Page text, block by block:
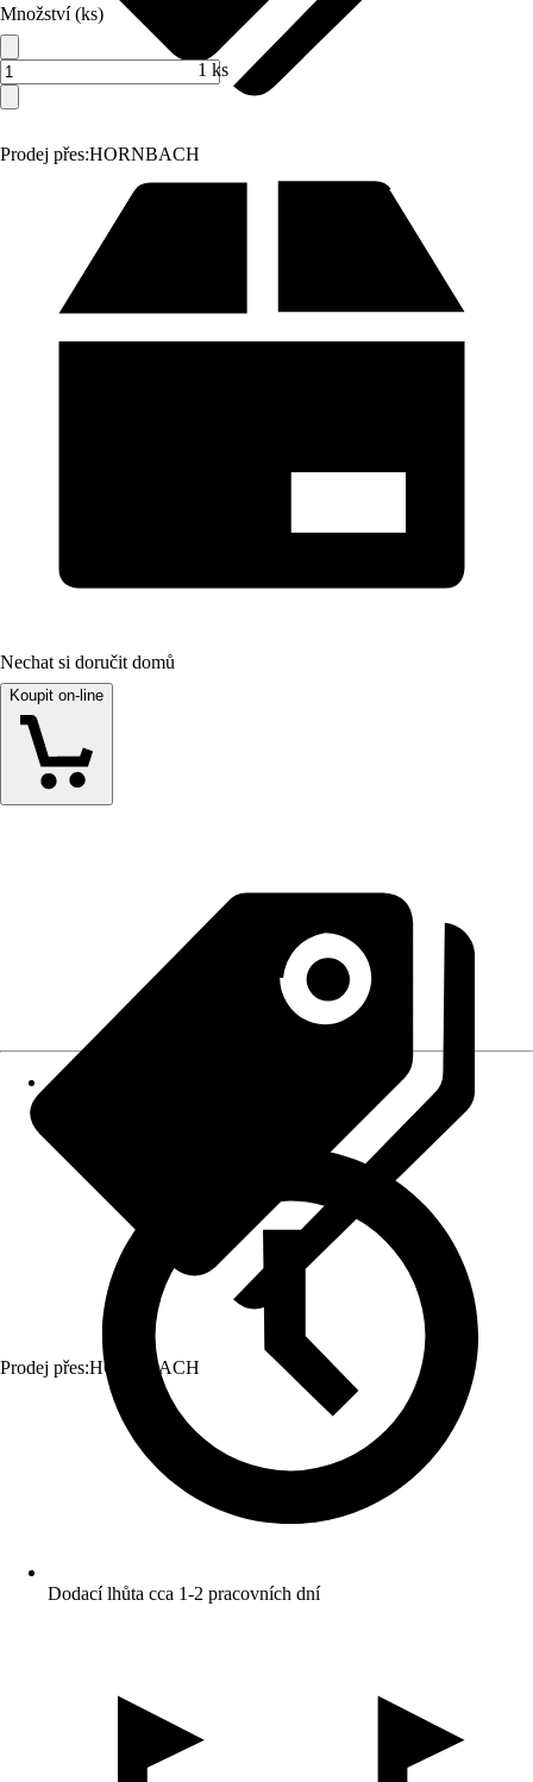
Prodej přes:HORNBACH
Množství (ks)
1 ks
Nechat si doručit domů
Koupit on-line
Prodej přes:HORNBACH
Dodací lhůta cca 1-2 pracovních dní